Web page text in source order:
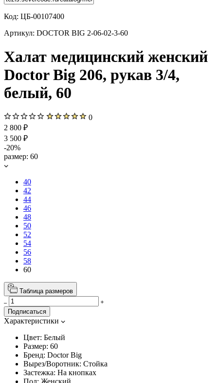
Код: ЦБ-00107400
Артикул: DOCTOR BIG 2-06-02-3-60
Халат медицинский женский
Doctor Big 206, рукав 3/4,
белый, 60
0
2 800 ₽
3 500 ₽
-20%
размер: 60
40
42
44
46
48
50
52
54
56
58
60
Таблица размеров
Подписаться
Характеристики
Цвет: Белый
Размер: 60
Бренд: Doctor Big
Вырез/Воротник: Стойка
Застежка: На кнопках
Пол: Женский